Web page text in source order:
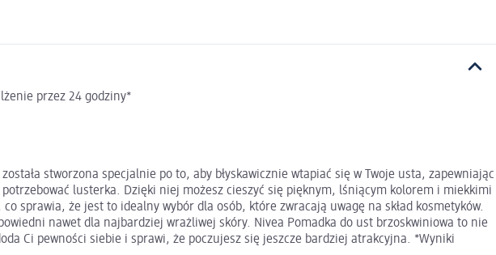
przez 24 godziny*
stworzona specjalnie po to, aby błyskawicznie wtapiać się w Twoje usta, zapewniając
lusterka. Dzięki niej możesz cieszyć się pięknym, lśniącym kolorem i miekkimi
sprawia, że jest to idealny wybór dla osób, które zwracają uwagę na skład kosmetyków.
nawet dla najbardziej wrażliwej skóry. Nivea Pomadka do ust brzoskwiniowa to nie
Ci pewności siebie i sprawi, że poczujesz się jeszcze bardziej atrakcyjna. *Wyniki